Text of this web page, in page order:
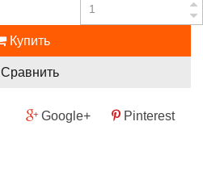
Купить
Сравнить
Google+ Pinterest